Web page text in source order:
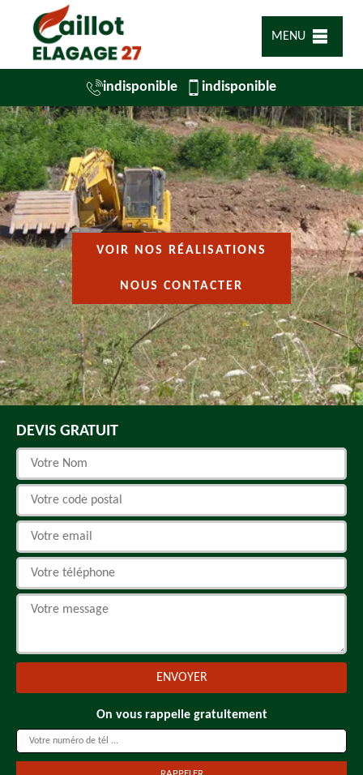
MENU
indisponible indisponible
VOIR NOS RÉALISATIONS
NOUS CONTACTER
DEVIS GRATUIT
On vous rappelle gratuitement